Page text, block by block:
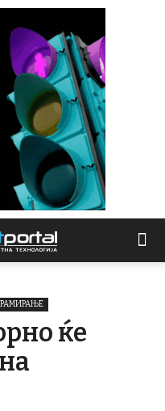
ќе